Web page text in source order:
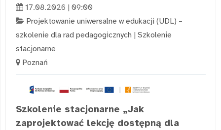
17.08.2026 | 09:00
Projektowanie uniwersalne w edukacji (UDL) –
szkolenie dla rad pedagogicznych | Szkolenie
stacjonarne
Poznań
Szkolenie stacjonarne „Jak
zaprojektować lekcję dostępną dla